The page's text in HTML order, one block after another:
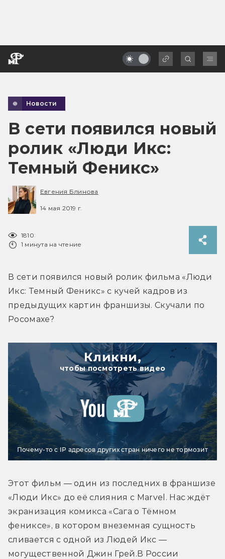
Новости
В сети появился новый
ролик «Люди Икс:
Темный Феникс»
Евгения Блинова
14 мая 2019 г.
1810
1 минута на чтение
В сети появился новый ролик фильма «Люди
Икс: Темный Феникс» с кучей кадров из
предыдущих картин франшизы. Скучали по
Росомахе?
Кликни,
чтобы посмотреть видео
Почему-то с IP адресов других стран ничего не тормозит
Этот фильм — один из последних в франшизе
«Люди Икс» до её слияния с Marvel. Нас ждёт
экранизация комикса «Сага о Тёмном
фениксе», в котором внеземная сущность
сливается с одной из Людей Икс —
могущественной Джин Грей.В России